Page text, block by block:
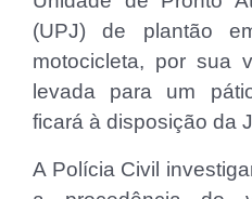
(UPJ) de plantão
motocicleta, por sua
levada para um
ficará à disposição da
A Polícia Civil